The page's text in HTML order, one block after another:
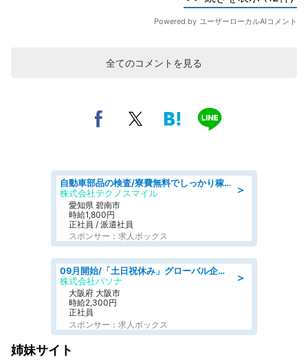
全てのコメントを見る
＞
自動車部品の検査/寮費無料でしっかり稼げる denso aichi
株式会社テクノスマイル
愛知県 碧南市
時給1,800円
正社員 / 派遣社員
スポンサー：求人ボックス
＞
09月開始/「土日祝休み」グローバル企業での産業保健のお仕事/保健師/高時給/残業なし/服装自由
株式会社パソナ
大阪府 大阪市
時給2,300円
正社員
スポンサー：求人ボックス
姉妹サイト